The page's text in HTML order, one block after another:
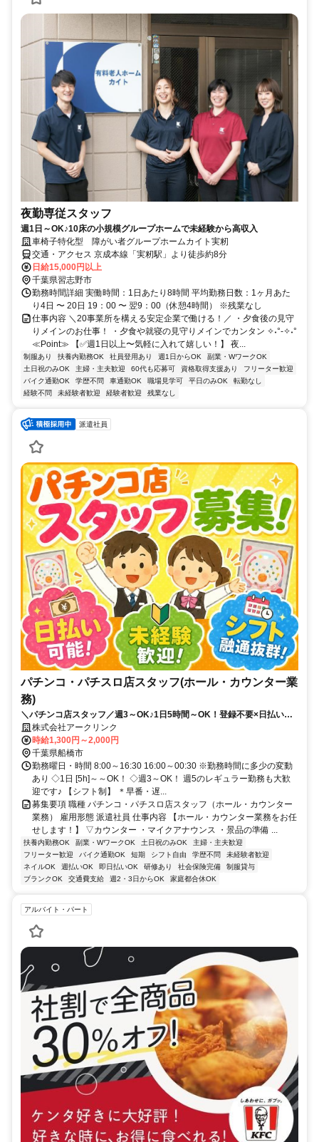
夜勤専従スタッフ
週1日～OK♪10床の小規模グループホームで未経験から高収入
車椅子特化型 障がい者グループホームカイト実籾
交通・アクセス 京成本線「実籾駅」より徒歩約8分
日給15,000円以上
千葉県習志野市
勤務時間詳細 実働時間：1日あたり8時間 平均勤務日数：1ヶ月あた
り4日 〜 20日 19：00 〜 翌9：00（休憩4時間） ※残業なし
仕事内容 ＼20事業所を構える安定企業で働ける！／ ・夕食後の見守
りメインのお仕事！ ・夕食や就寝の見守りメインでカンタン ✧˖°-✧˖°
≪Point≫ 【✅週1日以上〜気軽に入れて嬉しい！】 夜...
制服あり 扶養内勤務OK 社員登用あり 週1日からOK
副業・WワークOK
土日祝のみOK
主婦・主夫歓迎 60代も応募可 資格取得支援あり
フリーター歓迎
バイク通勤OK
学歴不問 車通勤OK 職場見学可 平日のみOK
転勤なし
経験不問
未経験者歓迎 経験者歓迎 残業なし
派遣社員
パチンコ・パチスロ店スタッフ(ホール・カウンター業
務)
＼パチンコ店スタッフ／週3～OK♪1日5時間～OK！登録不要×日払い
OK×未経験OK
株式会社アークリンク
時給1,300円～2,000円
千葉県船橋市
勤務曜日・時間 8:00～16:30 16:00～00:30 ※勤務時間に多少の変動
あり ◇1日 [5h]～～OK！ ◇週3～OK！ 週5のレギュラー勤務も大歓
迎です♪ 【シフト制】 ＊早番・遅...
募集要項 職種 パチンコ・パチスロ店スタッフ（ホール・カウンター
業務） 雇用形態 派遣社員 仕事内容 【ホール・カウンター業務をお任
せします！】 ▽カウンター ・マイクアナウンス ・景品の準備 ...
扶養内勤務OK 副業・WワークOK 土日祝のみOK
主婦・主夫歓迎
フリーター歓迎
バイク通勤OK 短期 シフト自由 学歴不問
未経験者歓迎
ネイルOK
週払いOK 即日払いOK 研修あり 社会保険完備
制服貸与
ブランクOK
交通費支給 週2・3日からOK 家庭都合休OK
アルバイト・パート